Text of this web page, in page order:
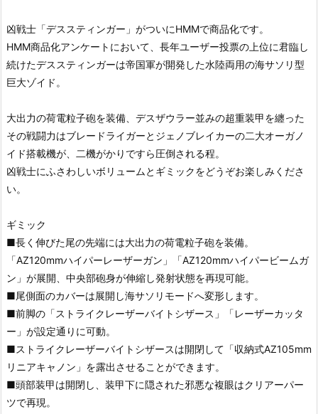
凶戦士「デススティンガー」がついにHMMで商品化です。
HMM商品化アンケートにおいて、長年ユーザー投票の上位に君臨し
続けたデススティンガーは帝国軍が開発した水陸両用の海サソリ型
巨大ゾイド。
大出力の荷電粒子砲を装備、デスザウラー並みの超重装甲を纏った
その戦闘力はブレードライガーとジェノブレイカーの二大オーガノ
イド搭載機が、二機がかりですら圧倒される程。
凶戦士にふさわしいボリュームとギミックをどうぞお楽しみくださ
い。
ギミック
■長く伸びた尾の先端には大出力の荷電粒子砲を装備。
「AZ120mmハイパーレーザーガン」「AZ120mmハイパービームガ
ン」が展開、中央部砲身が伸縮し発射状態を再現可能。
■尾側面のカバーは展開し海サソリモードへ変形します。
■前脚の「ストライクレーザーバイトシザース」「レーザーカッタ
ー」が設定通りに可動。
■ストライクレーザーバイトシザースは開閉して「収納式AZ105mm
リニアキャノン」を露出させることができます。
■頭部装甲は開閉し、装甲下に隠された邪悪な複眼はクリアーパー
ツで再現。